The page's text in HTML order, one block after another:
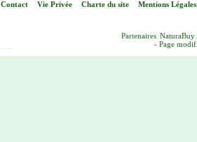
Contact Vie Privée Charte du site Mentions Légales
Partenaires NaturaBuy
- Page